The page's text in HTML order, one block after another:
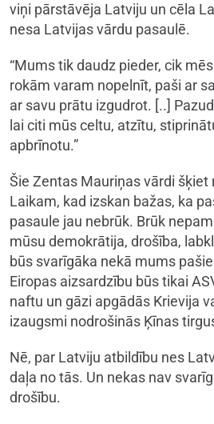
viņi pārstāvēja Latviju un cēla
nesa Latvijas vārdu pasaulē.
“Mums tik daudz pieder, cik
rokām varam nopelnīt, paši ar
ar savu prātu izgudrot. [..]
lai citi mūs celtu, atzītu,
apbrīnotu.”
Šie Zentas Mauriņas vārdi
Laikam, kad izskan bažas, ka
pasaule jau nebrūk. Brūk
mūsu demokrātija, drošība,
būs svarīgāka nekā mums
Eiropas aizsardzību būs tikai
naftu un gāzi apgādās Krievija
izaugsmi nodrošinās Ķīnas
Nē, par Latviju atbildību nes
daļa no tās. Un nekas nav
drošību.